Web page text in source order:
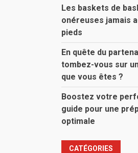
Les baskets de
onéreuses jamais
pieds
En quête du
tombez-vous sur
que vous êtes ?
Boostez votre
guide pour une
optimale
CATÉGORIES